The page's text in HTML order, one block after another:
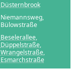
Düsternbrook
Niemannsweg,
Bülowstraße
Beselerallee,
Düppelstraße,
Wrangelstraße,
Esmarchstraße